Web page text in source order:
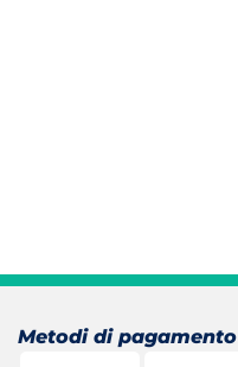
Metodi di pagamento